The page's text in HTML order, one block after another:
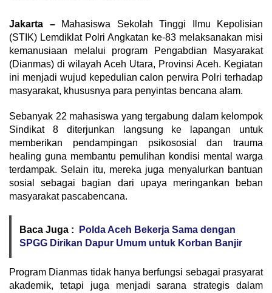
Jakarta –Mahasiswa Sekolah Tinggi Ilmu Kepolisian
(STIK) Lemdiklat Polri Angkatan ke-83 melaksanakan misi
kemanusiaan melalui program Pengabdian Masyarakat
(Dianmas) di wilayah Aceh Utara, Provinsi Aceh. Kegiatan
ini menjadi wujud kepedulian calon perwira Polri terhadap
masyarakat, khususnya para penyintas bencana alam.
Sebanyak 22 mahasiswa yang tergabung dalam kelompok
Sindikat 8 diterjunkan langsung ke lapangan untuk
memberikan pendampingan psikososial dan trauma
healing guna membantu pemulihan kondisi mental warga
terdampak. Selain itu, mereka juga menyalurkan bantuan
sosial sebagai bagian dari upaya meringankan beban
masyarakat pascabencana.
Baca Juga :
Polda Aceh Bekerja Sama dengan
SPGG Dirikan Dapur Umum untuk Korban Banjir
Program Dianmas tidak hanya berfungsi sebagai prasyarat
akademik, tetapi juga menjadi sarana strategis dalam